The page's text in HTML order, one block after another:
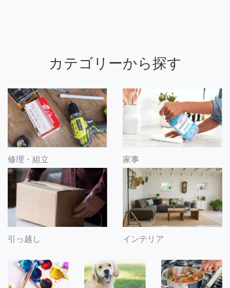
カテゴリーから探す
修理・組立 家事
引っ越し インテリア